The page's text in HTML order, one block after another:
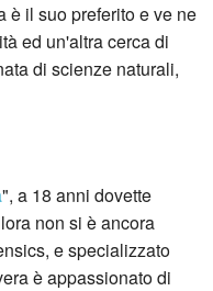
è il suo preferito e ve ne
ed un'altra cerca di
di scienze naturali,
", a 18 anni dovette
non si è ancora
e specializzato
è appassionato di